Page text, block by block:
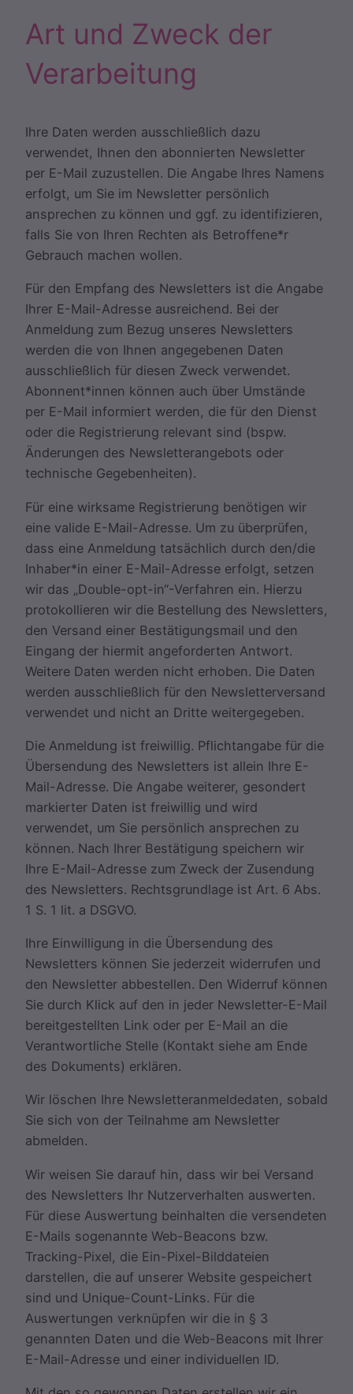
Art und Zweck der
Verarbeitung
Ihre Daten werden ausschließlich dazu
verwendet, Ihnen den abonnierten Newsletter
per E-Mail zuzustellen. Die Angabe Ihres Namens
erfolgt, um Sie im Newsletter persönlich
ansprechen zu können und ggf. zu identifizieren,
falls Sie von Ihren Rechten als Betroffene*r
Gebrauch machen wollen.
Für den Empfang des Newsletters ist die Angabe
Ihrer E-Mail-Adresse ausreichend. Bei der
Anmeldung zum Bezug unseres Newsletters
werden die von Ihnen angegebenen Daten
ausschließlich für diesen Zweck verwendet.
Abonnent*innen können auch über Umstände
per E-Mail informiert werden, die für den Dienst
oder die Registrierung relevant sind (bspw.
Änderungen des Newsletterangebots oder
technische Gegebenheiten).
Für eine wirksame Registrierung benötigen wir
eine valide E-Mail-Adresse. Um zu überprüfen,
dass eine Anmeldung tatsächlich durch den/die
Inhaber*in einer E-Mail-Adresse erfolgt, setzen
wir das „Double-opt-in“-Verfahren ein. Hierzu
protokollieren wir die Bestellung des Newsletters,
den Versand einer Bestätigungsmail und den
Eingang der hiermit angeforderten Antwort.
Weitere Daten werden nicht erhoben. Die Daten
werden ausschließlich für den Newsletterversand
verwendet und nicht an Dritte weitergegeben.
Die Anmeldung ist freiwillig. Pflichtangabe für die
Übersendung des Newsletters ist allein Ihre E-
Mail-Adresse. Die Angabe weiterer, gesondert
markierter Daten ist freiwillig und wird
verwendet, um Sie persönlich ansprechen zu
können. Nach Ihrer Bestätigung speichern wir
Ihre E-Mail-Adresse zum Zweck der Zusendung
des Newsletters. Rechtsgrundlage ist Art. 6 Abs.
1 S. 1 lit. a DSGVO.
Ihre Einwilligung in die Übersendung des
Newsletters können Sie jederzeit widerrufen und
den Newsletter abbestellen. Den Widerruf können
Sie durch Klick auf den in jeder Newsletter-E-Mail
bereitgestellten Link oder per E-Mail an die
Verantwortliche Stelle (Kontakt siehe am Ende
des Dokuments) erklären.
Wir löschen Ihre Newsletteranmeldedaten, sobald
Sie sich von der Teilnahme am Newsletter
abmelden.
Wir weisen Sie darauf hin, dass wir bei Versand
des Newsletters Ihr Nutzerverhalten auswerten.
Für diese Auswertung beinhalten die versendeten
E-Mails sogenannte Web-Beacons bzw.
Tracking-Pixel, die Ein-Pixel-Bilddateien
darstellen, die auf unserer Website gespeichert
sind und Unique-Count-Links. Für die
Auswertungen verknüpfen wir die in § 3
genannten Daten und die Web-Beacons mit Ihrer
E-Mail-Adresse und einer individuellen ID.